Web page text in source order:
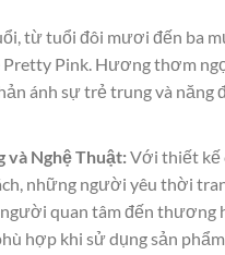
từ tuổi đôi mươi đến ba
Pretty Pink. Hương thơm
ánh sự trẻ trung và năng
và Nghệ Thuật:Với thiết kế
những người yêu thời
quan tâm đến thương
hợp khi sử dụng sản